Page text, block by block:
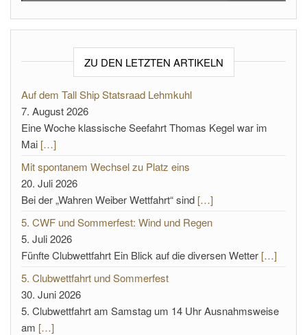
ZU DEN LETZTEN ARTIKELN
Auf dem Tall Ship Statsraad Lehmkuhl
7. August 2026
Eine Woche klassische Seefahrt Thomas Kegel war im
Mai […]
Mit spontanem Wechsel zu Platz eins
20. Juli 2026
Bei der „Wahren Weiber Wettfahrt“ sind […]
5. CWF und Sommerfest: Wind und Regen
5. Juli 2026
Fünfte Clubwettfahrt Ein Blick auf die diversen Wetter […]
5. Clubwettfahrt und Sommerfest
30. Juni 2026
5. Clubwettfahrt am Samstag um 14 Uhr Ausnahmsweise
am […]